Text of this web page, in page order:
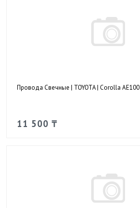
Провода Свечные | TOYOTA | Corolla AE100
11 500 ₸